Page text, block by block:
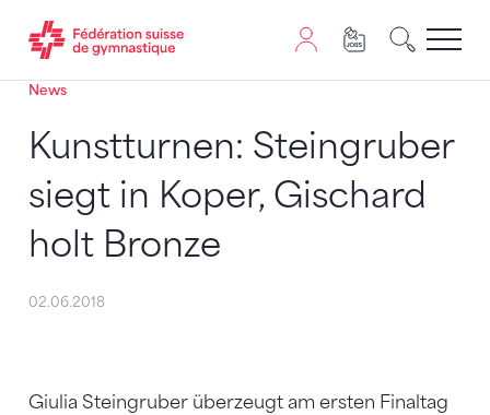
Passer au contenu
Naviguer vers le plan du siten
JavaScript est nécessaire pour naviguer sur ce site.
News
Kunstturnen: Steingruber
siegt in Koper, Gischard
holt Bronze
02.06.2018
Giulia Steingruber überzeugt am ersten Finaltag